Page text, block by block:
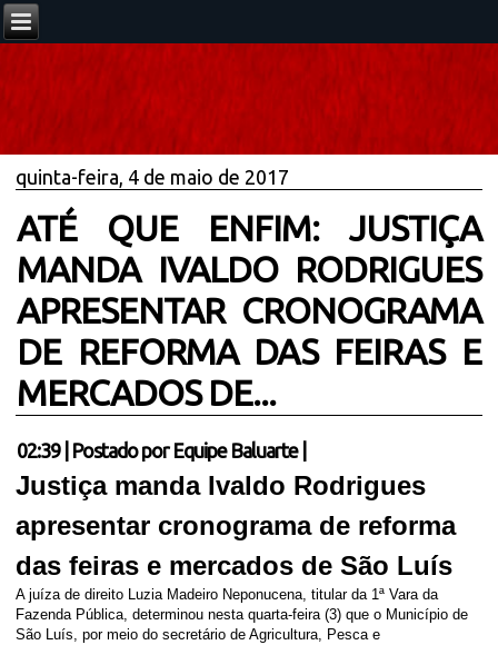
quinta-feira, 4 de maio de 2017
ATÉ QUE ENFIM: JUSTIÇA
MANDA IVALDO RODRIGUES
APRESENTAR CRONOGRAMA
DE REFORMA DAS FEIRAS E
MERCADOS DE...
02:39| Postado por Equipe Baluarte
Justiça manda Ivaldo Rodrigues
apresentar cronograma de reforma
das feiras e mercados de São Luís
A juíza de direito Luzia Madeiro Neponucena, titular da 1ª Vara da
Fazenda Pública, determinou nesta quarta-feira (3) que o Município de
São Luís, por meio do secretário de Agricultura, Pesca e